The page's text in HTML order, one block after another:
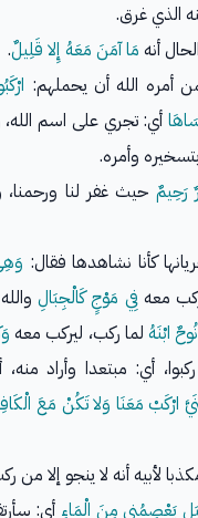
الذي غرق.
الحال أنه مَا آمَنَ مَعَهُ إِلا قَلِيلٌ.
أمره الله أن يحملهم:
أي: تجري على اسم
وأمره.
رَحِيمٌ حيث غفر لنا ورحمنا،
كأنا نشاهدها فقال:
معهفِي مَوْجٍ كَالْجِبَالِ
ابْنَهُلما ركب، ليركب معه
أي: مبتعدا وأراد
ارْكَبْ مَعَنَا وَلا تَكُنْ مَعَ
لأبيه أنه لا ينجو إلا
يَعْصِمُنِي مِنَ الْمَاءِ أي: